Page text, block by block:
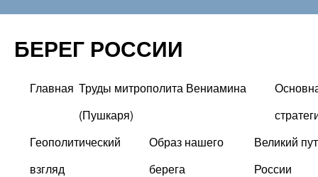
БЕРЕГ РОССИИ
Перейти
содержимому
Главная Труды митрополита Вениамина
(Пушкаря)
Геополитический
взгляд
Образ нашего
берега
Великий
России